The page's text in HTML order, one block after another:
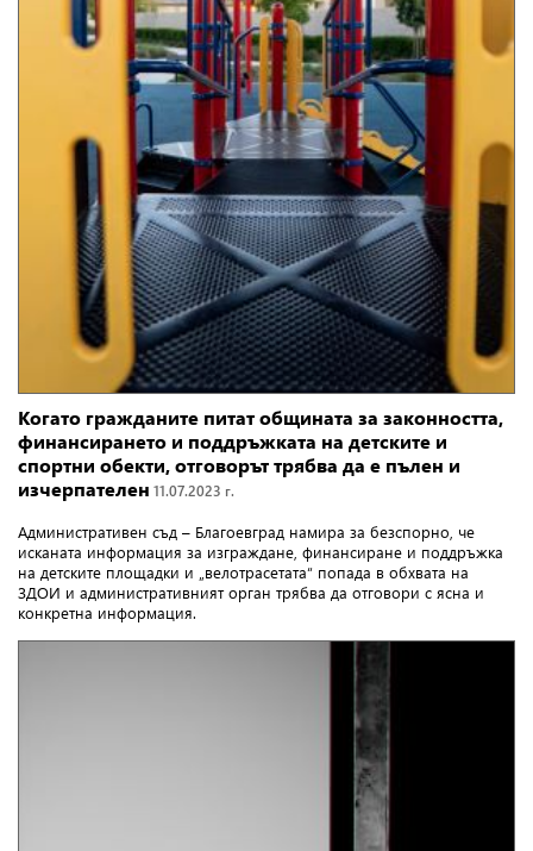
Когато гражданите питат общината за законността,
финансирането и поддръжката на детските и
спортни обекти, отговорът трябва да е пълен и
изчерпателен 11.07.2023 г.
Административен съд – Благоевград намира за безспорно, че
исканата информация за изграждане, финансиране и поддръжка
на детските площадки и „велотрасетата“ попада в обхвата на
ЗДОИ и административният орган трябва да отговори с ясна и
конкретна информация.